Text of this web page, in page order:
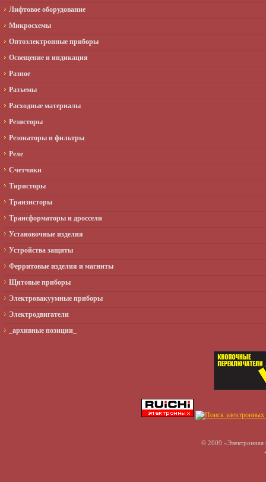
Лифтовое оборудование
Микросхемы
Оптоэлектронные приборы
Освещение и индикация
Разное
Разъемы
Расходные материалы
Резисторы
Резонаторы и фильтры
Реле
Счетчики
Тиристоры
Транзисторы
Трансформаторы и дроссели
Установочные изделия
Устройства защиты
Ферритовые изделия и магниты
Щитовые приборы
Электровакуумные приборы
Электродвигатели
_архивные позиции_
© 2009